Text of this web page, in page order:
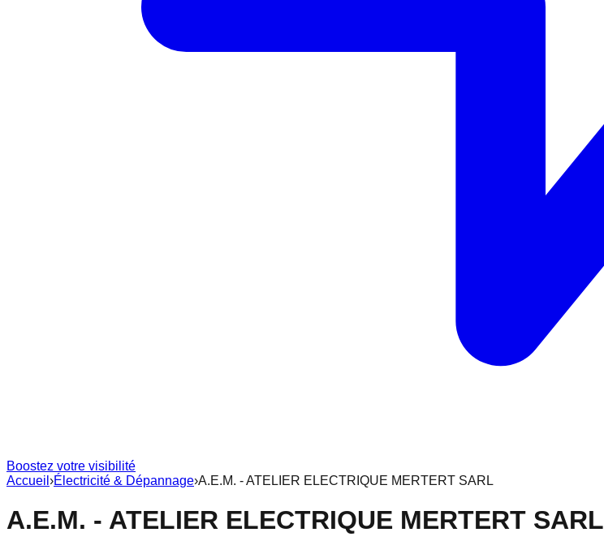
Boostez votre visibilité
Accueil ›Électricité & Dépannage›A.E.M. - ATELIER ELECTRIQUE MERTERT SARL
A.E.M. - ATELIER ELECTRIQUE MERTERT SARL